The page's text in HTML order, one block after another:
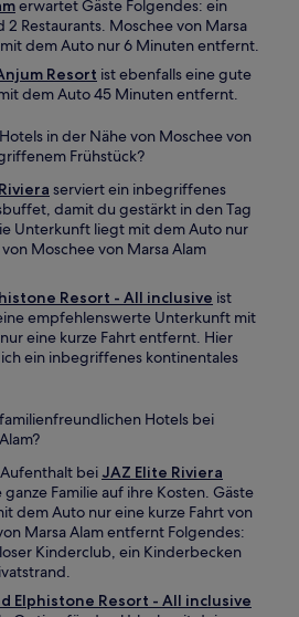
erwartet Gäste Folgendes: ein
2 Restaurants. Moschee von Marsa
dem Auto nur 6 Minuten entfernt.
Resort ist ebenfalls eine gute
dem Auto 45 Minuten entfernt.
in der Nähe von Moschee von
Frühstück?
serviert ein inbegriffenes
damit du gestärkt in den Tag
Unterkunft liegt mit dem Auto nur
Moschee von Marsa Alam
Resort - All inclusive ist
empfehlenswerte Unterkunft mit
eine kurze Fahrt entfernt. Hier
ein inbegriffenes kontinentales
Hotels bei
bei JAZ Elite Riviera
Familie auf ihre Kosten. Gäste
dem Auto nur eine kurze Fahrt von
Marsa Alam entfernt Folgendes:
Kinderclub, ein Kinderbecken
Elphistone Resort - All inclusive